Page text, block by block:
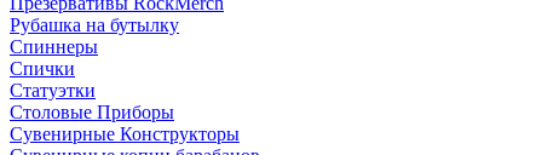
Рубашка на бутылку
Спиннеры
Спички
Статуэтки
Столовые Приборы
Сувенирные Конструкторы